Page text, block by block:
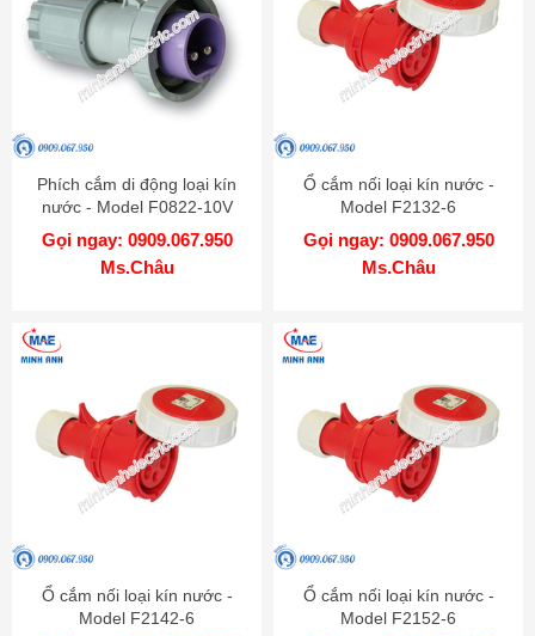
Phích cắm di động loại kín
nước - Model F0822-10V
Gọi ngay: 0909.067.950
Ms.Châu
Ổ cắm nối loại kín nước -
Model F2132-6
Gọi ngay: 0909.067.950
Ms.Châu
Ổ cắm nối loại kín nước -
Model F2142-6
Ổ cắm nối loại kín nước -
Model F2152-6